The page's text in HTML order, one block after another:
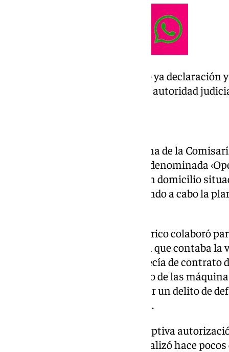
Los dos detenidos han prestado ya
la espera de comparecer ante la autoridad
El Grupo de Delincuencia Urbana de la
llevado a cabo la investigación, denominada
recibir información de que en un domicilio
presuntamente se estaría llevando a cabo la
La empresa de suministro eléctrico colaboró
acometida de la corriente con la que contaba la
descubrieron que la misma carecía de contrato
escuchar perfectamente el ruido de las
interior, lo que hacía presuponer un delito de
eléctrico», ha indicado la Policía.
Los agentes solicitaron la preceptiva
registro de la vivienda, que se realizó hace